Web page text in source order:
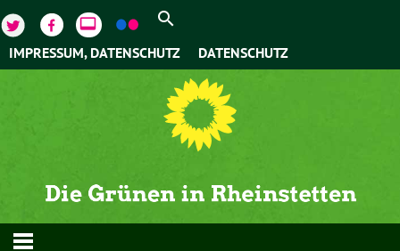
video_label
IMPRESSUM, DATENSCHUTZ DATENSCHUTZ